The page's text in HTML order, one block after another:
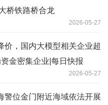
桥铁路桥合龙
2026-05-27
价，国内大模型相关企业超
金密集企业|每日快报
2026-05-27
警位金门附近海域依法开展